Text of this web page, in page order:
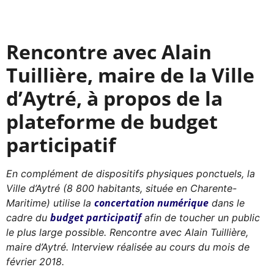
Rencontre avec Alain
Tuillière, maire de la Ville
d’Aytré, à propos de la
plateforme de budget
participatif
En complément de dispositifs physiques ponctuels, la
Ville d’Aytré (8 800 habitants, située en Charente-
Maritime) utilise la concertation numérique dans le
cadre du budget participatifafin de toucher un public
le plus large possible. Rencontre avec Alain Tuillière,
maire d’Aytré. Interview réalisée au cours du mois de
février 2018.